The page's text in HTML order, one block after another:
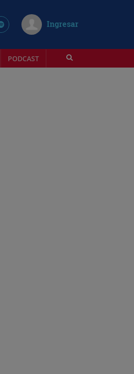
Ingresar
PODCAST